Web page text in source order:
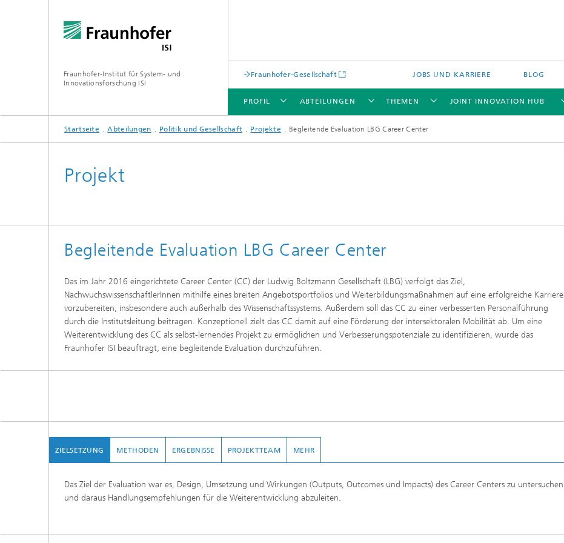
Fraunhofer-Institut für System- und
Innovationsforschung ISI
Fraunhofer-Gesellschaft JOBS UND KARRIERE BLOG
PROFIL
PROFIL
ABTEILUNGEN
ABTEILUNGEN
THEMEN
THEMEN
JOINT INNOVATION HUB
JOINT INNOVATION HUB
Startseite Abteilungen Politik und Gesellschaft Projekte Begleitende Evaluation LBG Career Center
Projekt
Begleitende Evaluation LBG Career Center
Das im Jahr 2016 eingerichtete Career Center (CC) der Ludwig Boltzmann Gesellschaft (LBG) verfolgt das Ziel,
NachwuchswissenschaftlerInnen mithilfe eines breiten Angebotsportfolios und Weiterbildungsmaßnahmen auf eine erfolgreiche Karriere
vorzubereiten, insbesondere auch außerhalb des Wissenschaftssystems. Außerdem soll das CC zu einer verbesserten Personalführung
durch die Institutsleitung beitragen. Konzeptionell zielt das CC damit auf eine Förderung der intersektoralen Mobilität ab. Um eine
Weiterentwicklung des CC als selbst-lernendes Projekt zu ermöglichen und Verbesserungspotenziale zu identifizieren, wurde das
Fraunhofer ISI beauftragt, eine begleitende Evaluation durchzuführen.
ZIELSETZUNG
Das Ziel der Evaluation war es, Design, Umsetzung und Wirkungen (Outputs, Outcomes und Impacts) des Career Centers zu untersuchen
und daraus Handlungsempfehlungen für die Weiterentwicklung abzuleiten.
METHODEN ERGEBNISSE PROJEKTTEAM MEHR